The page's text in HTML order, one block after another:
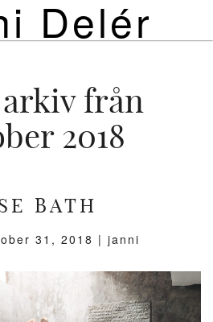
Delér
från
2018
BATH
31, 2018 | janni